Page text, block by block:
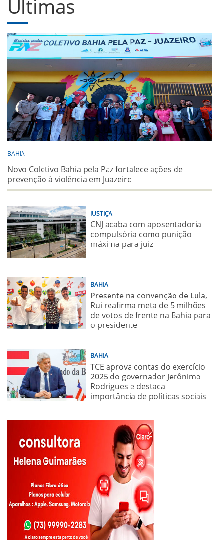
Últimas
BAHIA
Novo Coletivo Bahia pela Paz fortalece ações de
prevenção à violência em Juazeiro
JUSTIÇA
CNJ acaba com aposentadoria
compulsória como punição
máxima para juiz
BAHIA
Presente na convenção de Lula,
Rui reafirma meta de 5 milhões
de votos de frente na Bahia para
o presidente
BAHIA
TCE aprova contas do exercício
2025 do governador Jerônimo
Rodrigues e destaca
importância de políticas sociais